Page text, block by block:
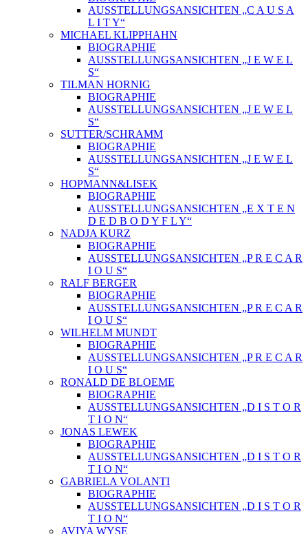
AUSSTELLUNGSANSICHTEN „C A U S A
L I T Y“
MICHAEL KLIPPHAHN
BIOGRAPHIE
AUSSTELLUNGSANSICHTEN „J E W E L
S“
TILMAN HORNIG
BIOGRAPHIE
AUSSTELLUNGSANSICHTEN „J E W E L
S“
SUTTER/SCHRAMM
BIOGRAPHIE
AUSSTELLUNGSANSICHTEN „J E W E L
S“
HOPMANN&LISEK
BIOGRAPHIE
AUSSTELLUNGSANSICHTEN „E X T E N
D E D B O D Y F L Y“
NADJA KURZ
BIOGRAPHIE
AUSSTELLUNGSANSICHTEN „P R E C A R
I O U S“
RALF BERGER
BIOGRAPHIE
AUSSTELLUNGSANSICHTEN „P R E C A R
I O U S“
WILHELM MUNDT
BIOGRAPHIE
AUSSTELLUNGSANSICHTEN „P R E C A R
I O U S“
RONALD DE BLOEME
BIOGRAPHIE
AUSSTELLUNGSANSICHTEN „D I S T O R
T I O N“
JONAS LEWEK
BIOGRAPHIE
AUSSTELLUNGSANSICHTEN „D I S T O R
T I O N“
GABRIELA VOLANTI
BIOGRAPHIE
AUSSTELLUNGSANSICHTEN „D I S T O R
T I O N“
AVIYA WYSE